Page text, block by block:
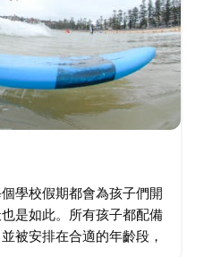
學校假期都會為孩子們開
是如此。所有孩子都配備
被安排在合適的年齡段，